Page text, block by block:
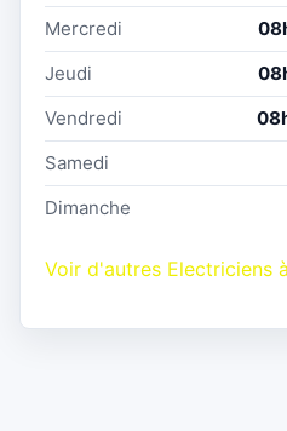
Mercredi
Jeudi
Vendredi
Samedi
Dimanche
Voir d'autres Electriciens